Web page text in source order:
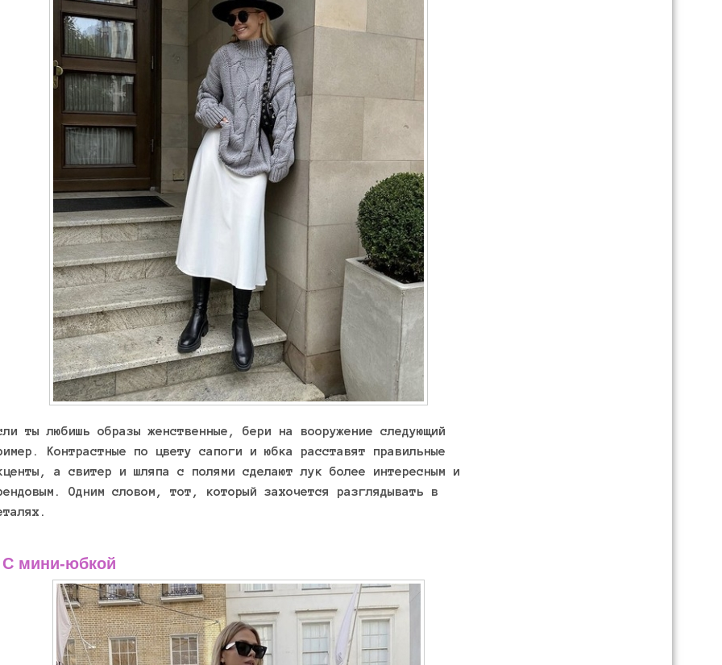
ты любишь образы женственные, бери на вооружение следующий
Контрастные по цвету сапоги и юбка расставят правильные
а свитер и шляпа с полями сделают лук более интересным и
Одним словом, тот, который захочется разглядывать в
С мини-юбкой